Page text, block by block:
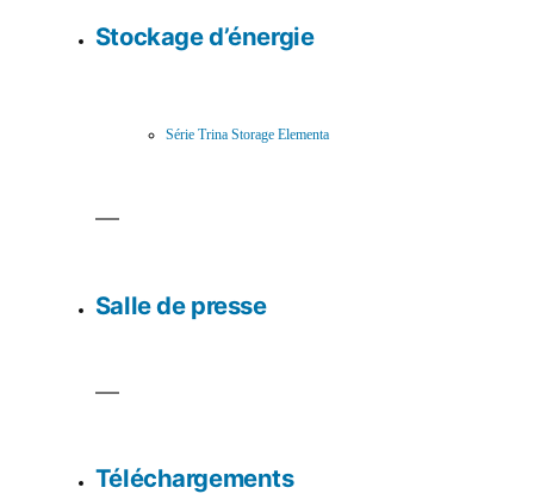
Stockage d’énergie
Série Trina Storage Elementa
Salle de presse
Téléchargements